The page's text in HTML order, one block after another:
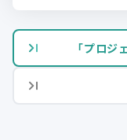
「プロジ